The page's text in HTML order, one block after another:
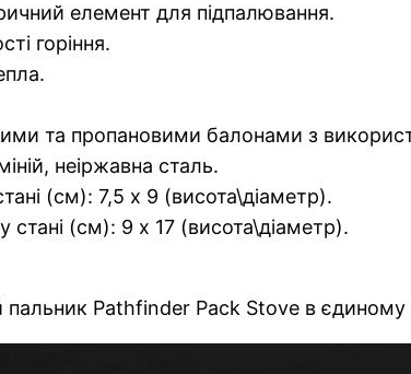
елемент для підпалювання.
горіння.
та пропановими балонами з
неіржавна сталь.
(см): 7,5 х 9 (висота\діаметр).
стані (см): 9 х 17 (висота\діаметр).
пальник Pathfinder Pack Stove в єдиному